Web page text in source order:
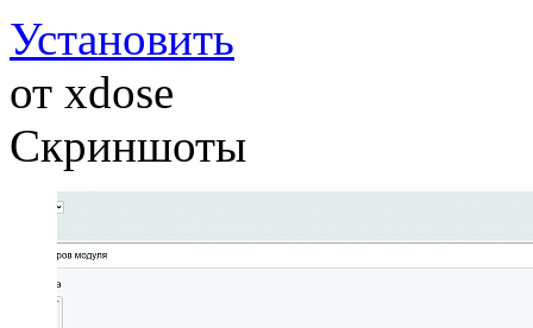
Установить
от xdose
Скриншоты